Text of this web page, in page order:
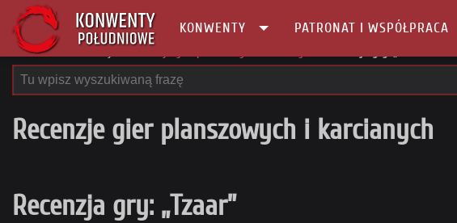
KONWENTY PATRONAT I WSPÓŁPRACA
Główna
Recenzje gier planszowych i karcianych
Recenzja gry: „Tzaar”